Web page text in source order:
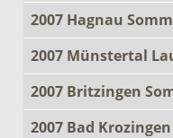
2007 Hagnau
2007 Münstertal
2007 Britzingen
2007 Bad